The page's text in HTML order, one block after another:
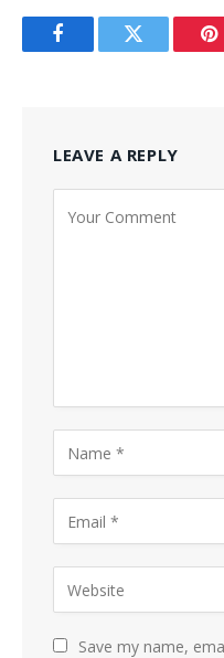
FacebookTwitter
LEAVE A REPLY
Save my name,